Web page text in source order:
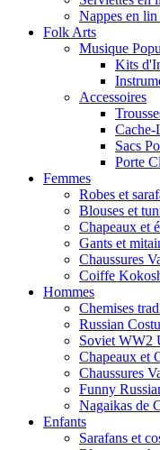
Nappes en
Folk Arts
Musique
Kits
Accessoires
Cache-
Sacs
Porte
Femmes
Robes et
Blouses et
Chapeaux et
Gants et
Chaussures
Coiffe
Hommes
Chemises
Russian
Soviet WW2
Chapeaux et
Chaussures
Funny
Nagaikas de
Enfants
Sarafans et